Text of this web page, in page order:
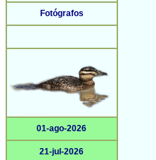
Fotógrafos
01-ago-2026
21-jul-2026